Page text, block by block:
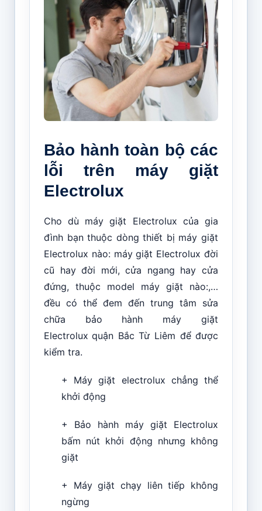
Bảo hành toàn bộ các
lỗi trên máy giặt
Electrolux
Cho dù máy giặt Electrolux của gia
đình bạn thuộc dòng thiết bị máy giặt
Electrolux nào: máy giặt Electrolux đời
cũ hay đời mới, cửa ngang hay cửa
đứng, thuộc model máy giặt nào:,…
đều có thể đem đến trung tâm sửa
chữa bảo hành máy giặt
Electrolux quận Bắc Từ Liêm để được
kiểm tra.
+ Máy giặt electrolux chẳng thể
khởi động
+ Bảo hành máy giặt Electrolux
bấm nút khởi động nhưng không
giặt
+ Máy giặt chạy liên tiếp không
ngừng